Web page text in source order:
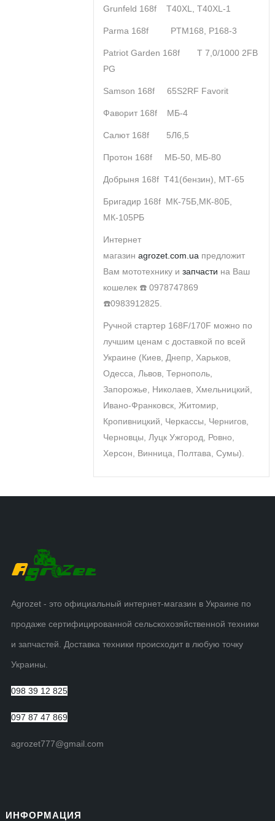
Grunfeld 168f T40XL, T40XL-1
Parma 168f PTM168, P168-3
Patriot Garden 168f T 7,0/1000 2FB
PG
Samson 168f 65S2RF Favorit
Фаворит 168f МБ-4
Салют 168f 5Л6,5
Протон 168f МБ-50, МБ-80
Добрыня 168f Т41(бензин), МТ-65
Бригадир 168f МК-75Б,МК-80Б,
МК-105РБ
Интернет
магазинagrozet.com.ua предложит
Вам мототехнику изапчасти на Ваш
кошелек ☎️ 0978747869
☎️0983912825.
Ручной стартер 168F/170F можно по
лучшим ценам с доставкой по всей
Украине (Киев, Днепр, Харьков,
Одесса, Львов, Тернополь,
Запорожье, Николаев, Хмельницкий,
Ивано-Франковск, Житомир,
Кропивницкий, Черкассы, Чернигов,
Черновцы, Луцк Ужгород, Ровно,
Херсон, Винница, Полтава, Сумы).
Agrozet - это официальный интернет-магазин в Украине по
продаже сертифицированной сельскохозяйственной техники
и запчастей. Доставка техники происходит в любую точку
Украины.
098 39 12 825
097 87 47 869
agrozet777@gmail.com
ИНФОРМАЦИЯ